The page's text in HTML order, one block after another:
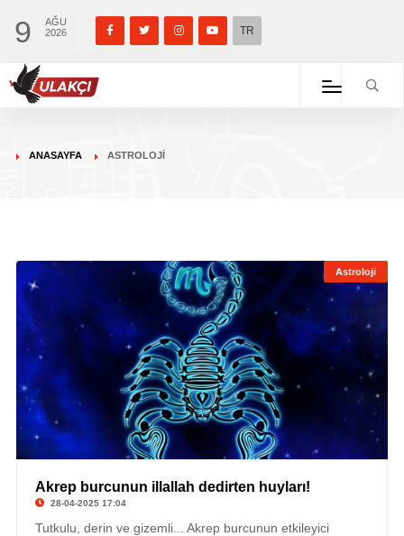
9
AĞU
2026
TR
ANASAYFA ASTROLOJI
Astroloji
Akrep burcunun illallah dedirten huyları!
28-04-2025 17:04
Tutkulu, derin ve gizemli... Akrep burcunun etkileyici